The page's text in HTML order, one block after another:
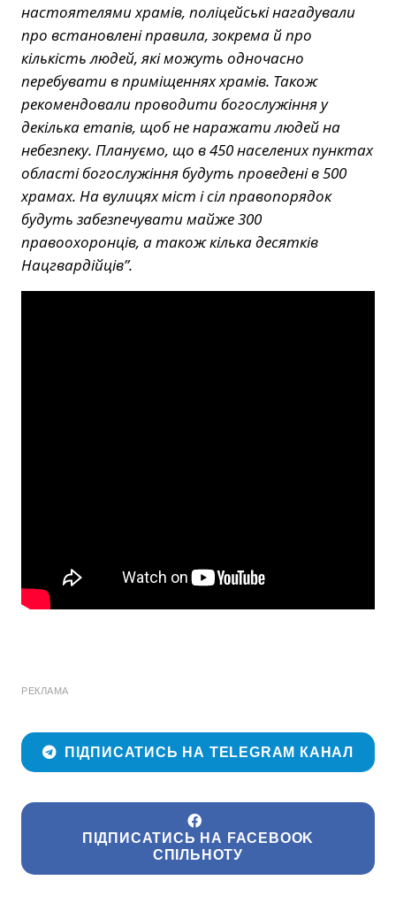
настоятелями храмів, поліцейські нагадували
про встановлені правила, зокрема й про
кількість людей, які можуть одночасно
перебувати в приміщеннях храмів. Також
рекомендовали проводити богослужіння у
декілька етапів, щоб не наражати людей на
небезпеку. Плануємо, що в 450 населених пунктах
області богослужіння будуть проведені в 500
храмах. На вулицях міст і сіл правопорядок
будуть забезпечувати майже 300
правоохоронців, а також кілька десятків
Нацгвардійців”.
РЕКЛАМА
ПІДПИСАТИСЬ НА TELEGRAM КАНАЛ
ПІДПИСАТИСЬ НА FACEBOOK
СПІЛЬНОТУ